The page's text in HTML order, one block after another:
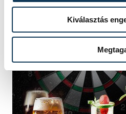
Kiválasztás